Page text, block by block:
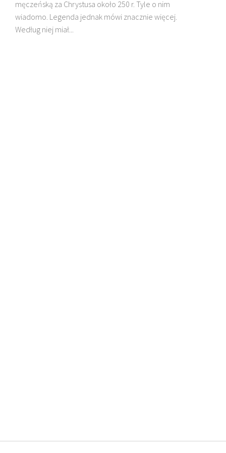
męczeńską za Chrystusa około 250 r. Tyle o nim
wiadomo. Legenda jednak mówi znacznie więcej.
Według niej miał...DZIECI MADAGASKARU